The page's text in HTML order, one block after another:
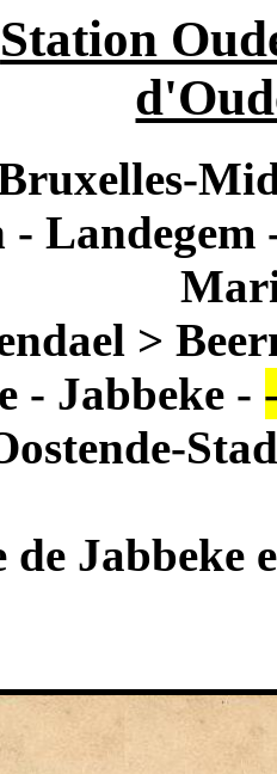
Station
Landegem
>
- Jabbeke -
de Jabbeke